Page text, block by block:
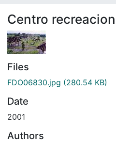
Centro
Files
FDO06830.jpg (280.54 KB)
Date
2001
Authors